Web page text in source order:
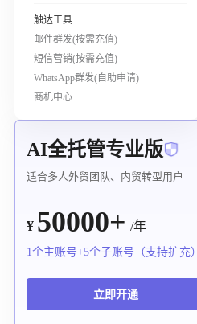
触达工具
邮件群发(按需充值)
短信营销(按需充值)
WhatsApp群发(自助申请)
商机中心
AI全托管专业版
适合多人外贸团队、内贸转型用户
¥ 50000+ /年
1个主账号+5个子账号（支持扩充）
立即开通